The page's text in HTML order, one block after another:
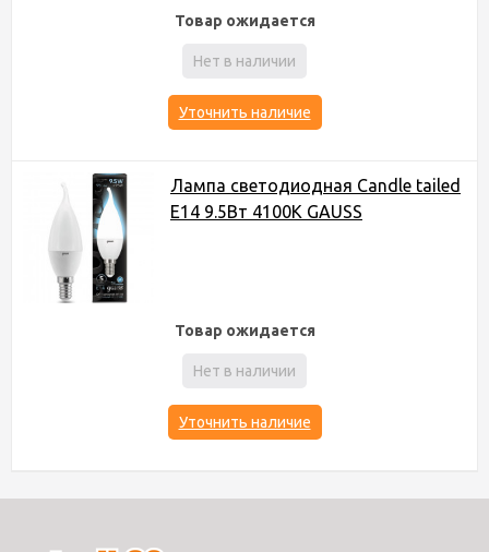
Товар ожидается
Нет в наличии
Уточнить наличие
Лампа светодиодная Candle tailed
E14 9.5Вт 4100К GAUSS
Товар ожидается
Нет в наличии
Уточнить наличие